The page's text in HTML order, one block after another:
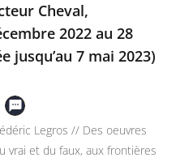
Cheval,
2022 au 28
jusqu’au 7 mai 2023)
Legros // Des oeuvres
vrai et du faux, aux frontières